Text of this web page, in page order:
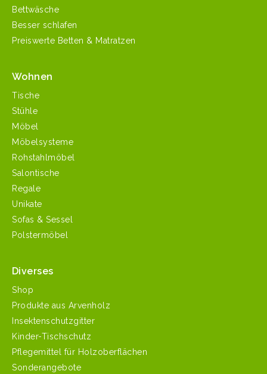
Bettwäsche
Besser schlafen
Preiswerte Betten & Matratzen
Wohnen
Tische
Stühle
Möbel
Möbelsysteme
Rohstahlmöbel
Salontische
Regale
Unikate
Sofas & Sessel
Polstermöbel
Diverses
Shop
Produkte aus Arvenholz
Insektenschutzgitter
Kinder-Tischschutz
Pflegemittel für Holzoberflächen
Sonderangebote